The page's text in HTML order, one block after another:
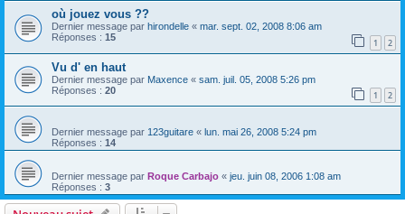
où jouez vous ??
Dernier message par hirondelle « mar. sept. 02, 2008 8:06 am
Réponses : 15 1 2
Vu d' en haut
Dernier message par Maxence « sam. juil. 05, 2008 5:26 pm
Réponses : 20 1 2
Dernier message par 123guitare « lun. mai 26, 2008 5:24 pm
Réponses : 14
Dernier message par Roque Carbajo « jeu. juin 08, 2006 1:08 am
Réponses : 3